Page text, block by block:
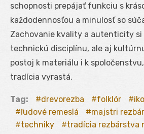
schopnosti prepájať funkciu s
každodennosťou a minulosť so
Zachovanie kvality a autenticity si
technickú disciplínu, ale aj
postoj k materiálu i k
tradícia vyrastá.
Tag: drevorezba folklór
ľudové remeslá
majstri
techniky
tradícia rezbárstva